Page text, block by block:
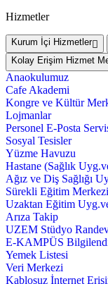
Hizmetler
Kurum İçi Hizmetler
Kolay Erişim Hizmet
Anaokulumuz
Cafe Akademi
Kongre ve Kültür
Lojmanlar
Personel E-Posta
Sosyal Tesisler
Yüzme Havuzu
Hastane (Sağlık
Ağız ve Diş Sağlığı
Sürekli Eğitim Merkezi
Uzaktan Eğitim
Arıza Takip
UZEM Stüdyo
E-KAMPÜS
Yemek Listesi
Veri Merkezi
Kablosuz İnternet